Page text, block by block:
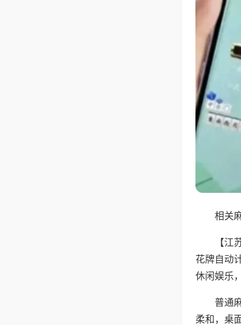
相关
【
花牌自动
休闲娱乐
普通
柔和，桌